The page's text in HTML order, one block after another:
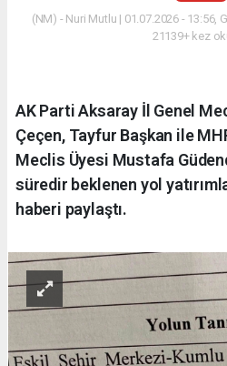
(NM) - Nuri Mutlu | 01.07.2026 - 13:56,
21139+ kez
AK Parti Aksaray İl Genel
Çeçen, Tayfur Başkan ile
Meclis Üyesi Mustafa
süredir beklenen yol
haberi paylaştı.